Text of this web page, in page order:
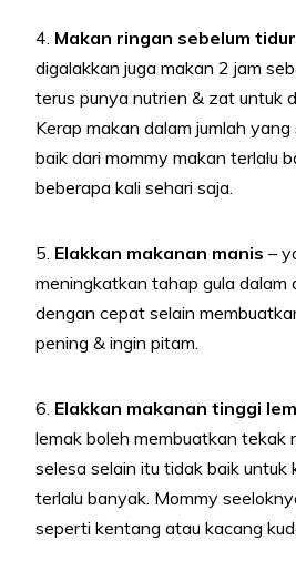
4. Makan ringan sebelum tidur
digalakkan juga makan 2 jam
terus punya nutrien & zat untuk
Kerap makan dalam jumlah
baik dari mommy makan terlalu
beberapa kali sehari saja.
5. Elakkan makanan manis –
meningkatkan tahap gula dalam
dengan cepat selain
pening & ingin pitam.
6. Elakkan makanan tinggi
lemak boleh membuatkan tekak
selesa selain itu tidak baik untuk
terlalu banyak. Mommy
seperti kentang atau kacang